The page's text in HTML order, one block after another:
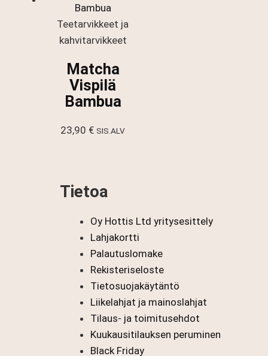
-
8,00 €
Teetarvikkeet ja
kahvitarvikkeet
Matcha
Vispilä
Bambua
23,90 € SIS.ALV
Tietoa
Oy Hottis Ltd yritysesittely
Lahjakortti
Palautuslomake
Rekisteriseloste
Tietosuojakäytäntö
Liikelahjat ja mainoslahjat
Tilaus- ja toimitusehdot
Kuukausitilauksen peruminen
Black Friday